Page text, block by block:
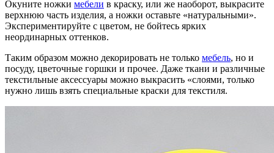
Окуните ножки мебели в краску, или же наоборот, выкрасите
верхнюю часть изделия, а ножки оставьте «натуральными».
Экспериментируйте с цветом, не бойтесь ярких
неординарных оттенков.
Таким образом можно декорировать не только мебель, но и
посуду, цветочные горшки и прочее. Даже ткани и различные
текстильные аксессуары можно выкрасить «слоями, только
нужно лишь взять специальные краски для текстиля.